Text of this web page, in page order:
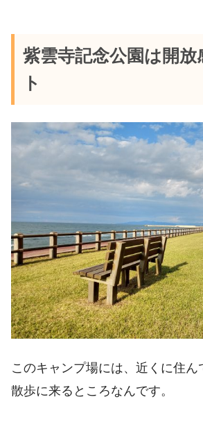
紫雲寺記念公園は開放
ト
このキャンプ場には、近くに住ん
散歩に来るところなんです。